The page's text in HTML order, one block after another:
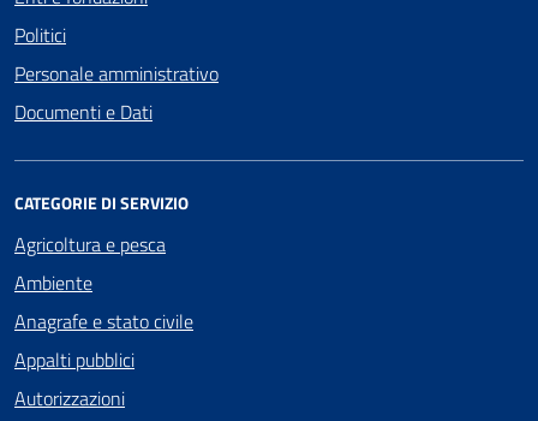
Politici
Personale amministrativo
Documenti e Dati
CATEGORIE DI SERVIZIO
Agricoltura e pesca
Ambiente
Anagrafe e stato civile
Appalti pubblici
Autorizzazioni